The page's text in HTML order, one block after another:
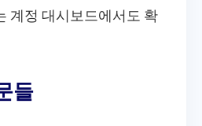
계정 대시보드에서도 확
들